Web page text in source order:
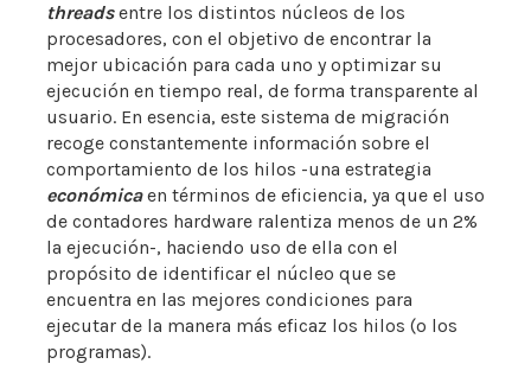
threadsentre los distintos núcleos de los
procesadores, con el objetivo de encontrar la
mejor ubicación para cada uno y optimizar su
ejecución en tiempo real, de forma transparente al
usuario. En esencia, este sistema de migración
recoge constantemente información sobre el
comportamiento de los hilos -una estrategia
económica en términos de eficiencia, ya que el uso
de contadores hardware ralentiza menos de un 2%
la ejecución-, haciendo uso de ella con el
propósito de identificar el núcleo que se
encuentra en las mejores condiciones para
ejecutar de la manera más eficaz los hilos (o los
programas).